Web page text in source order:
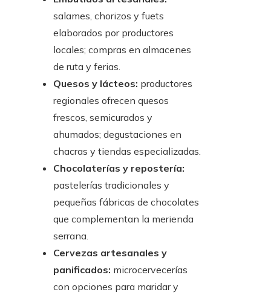
salames, chorizos y fuets
elaborados por productores
locales; compras en almacenes
de ruta y ferias.
Quesos y lácteos: productores
regionales ofrecen quesos
frescos, semicurados y
ahumados; degustaciones en
chacras y tiendas especializadas.
Chocolaterías y repostería:
pastelerías tradicionales y
pequeñas fábricas de chocolates
que complementan la merienda
serrana.
Cervezas artesanales y
panificados: microcervecerías
con opciones para maridar y